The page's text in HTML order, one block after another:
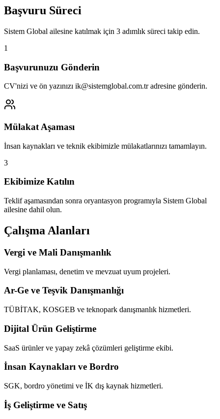
Başvuru Süreci
Sistem Global ailesine katılmak için 3 adımlık süreci takip edin.
1
Başvurunuzu Gönderin
CV'nizi ve ön yazınızı ik@sistemglobal.com.tr adresine gönderin.
Mülakat Aşaması
İnsan kaynakları ve teknik ekibimizle mülakatlarınızı tamamlayın.
3
Ekibimize Katılın
Teklif aşamasından sonra oryantasyon programıyla Sistem Global
ailesine dahil olun.
Çalışma Alanları
Vergi ve Mali Danışmanlık
Vergi planlaması, denetim ve mevzuat uyum projeleri.
Ar-Ge ve Teşvik Danışmanlığı
TÜBİTAK, KOSGEB ve teknopark danışmanlık hizmetleri.
Dijital Ürün Geliştirme
SaaS ürünler ve yapay zekâ çözümleri geliştirme ekibi.
İnsan Kaynakları ve Bordro
SGK, bordro yönetimi ve İK dış kaynak hizmetleri.
İş Geliştirme ve Satış